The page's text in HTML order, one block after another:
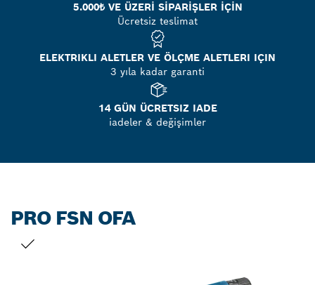
5.000₺ VE ÜZERİ SİPARİŞLER İÇİN
Ücretsiz teslimat
ELEKTRIKLI ALETLER VE ÖLÇME ALETLERI IÇIN
3 yıla kadar garanti
14 GÜN ÜCRETSIZ IADE
iadeler & değişimler
PRO FSN OFA